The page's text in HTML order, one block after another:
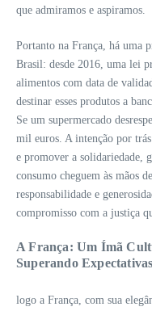
que admiramos e aspiramos.
Portanto na França, há uma
Brasil: desde 2016, uma lei
alimentos com data de
destinar esses produtos a
Se um supermercado
mil euros. A intenção por
e promover a solidariedade,
consumo cheguem às mãos
responsabilidade e
compromisso com a justiça
A França: Um Ímã
Superando Expectativas
logo a França, com sua